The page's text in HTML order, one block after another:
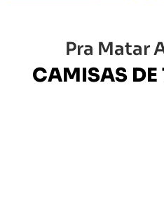
Pra Matar
CAMISAS DE